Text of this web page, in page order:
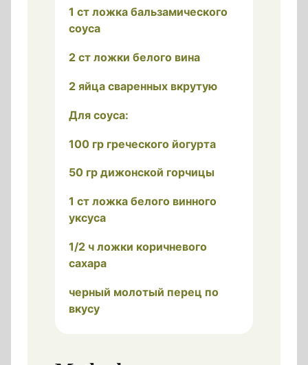
1 ст ложка бальзамического
соуса
2 ст ложки белого вина
2 яйца сваренных вкрутую
Для соуса:
100 гр греческого йогурта
50 гр дижонской горчицы
1 ст ложка белого винного
уксуса
1/2 ч ложки коричневого
сахара
черный молотый перец по
вкусу